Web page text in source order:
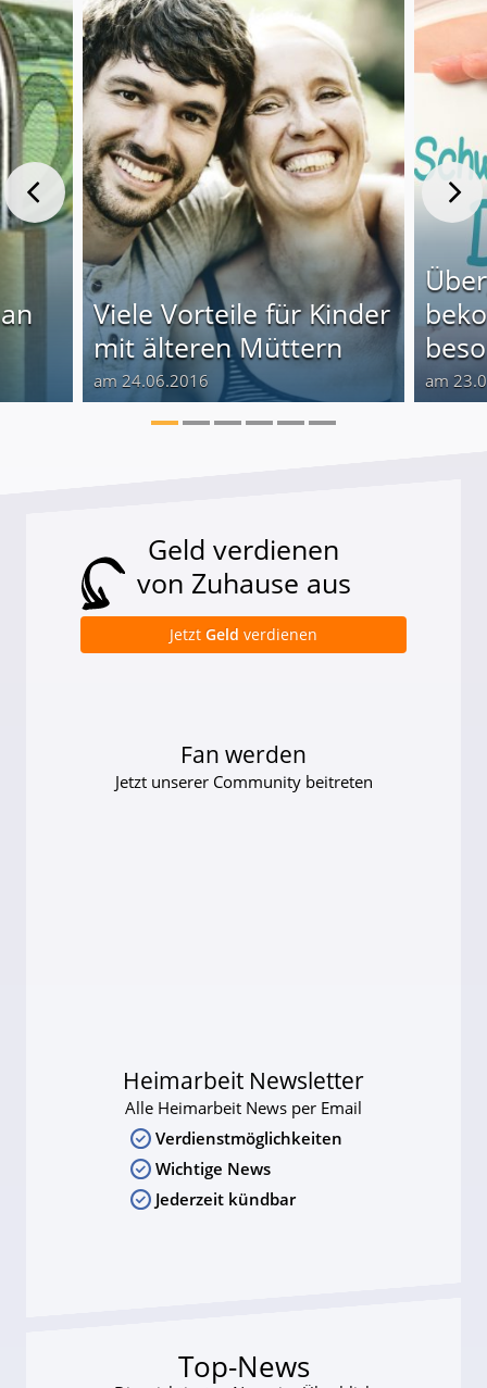
Viele Vorteile für Kinder
mit älteren Müttern
am 24.06.2016 am
Geld verdienen
von Zuhause aus
Jetzt Geld verdienen
Fan werden
Jetzt unserer Community beitreten
Heimarbeit Newsletter
Alle Heimarbeit News per Email
Verdienstmöglichkeiten
Wichtige News
Jederzeit kündbar
Top-News